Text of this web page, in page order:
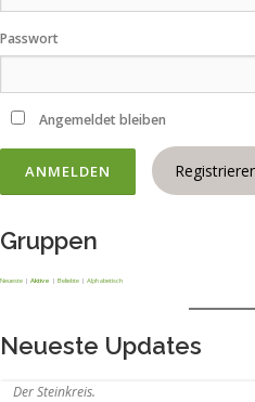
Passwort
Angemeldet bleiben
Gruppen
Neueste | Aktive | Beliebte | Alphabetisch
Neueste Updates
Der Steinkreis.